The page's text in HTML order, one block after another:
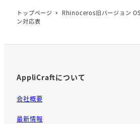
b
o
トップページ
Rhinoceros旧バージョン
ン対応表
AppliCraftについて
会社概要
最新情報